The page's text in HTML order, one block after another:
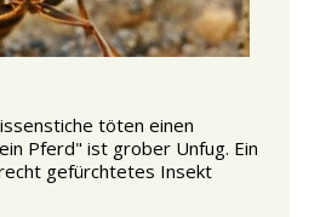
töten einen
Pferd" ist grober Unfug. Ein
gefürchtetes Insekt